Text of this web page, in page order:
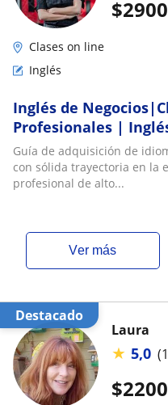
$
Clases on line
Inglés
Inglés de
Profesionales |
para adolescentes |
entrevistas en
hablar de la guía de
Guía de adquisición de
con sólida trayectoria en la
profesional de alto...
ver más
Destacado
$
Laura
★ 5,0